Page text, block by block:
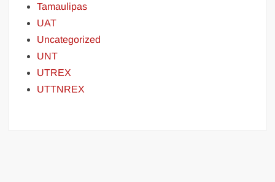
Tamaulipas
UAT
Uncategorized
UNT
UTREX
UTTNREX